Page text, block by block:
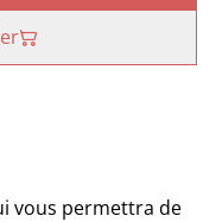
vous permettra de